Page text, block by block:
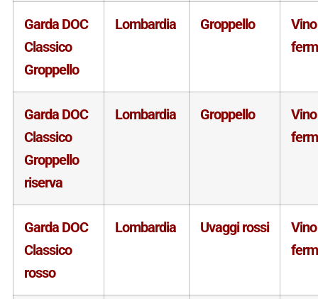
Garda DOC
Classico
Groppello
Lombardia Groppello
Vino
Garda DOC
Classico
Groppello
riserva
Lombardia Groppello
Vino
Garda DOC
Classico
rosso
Lombardia Uvaggi rossi
Vino